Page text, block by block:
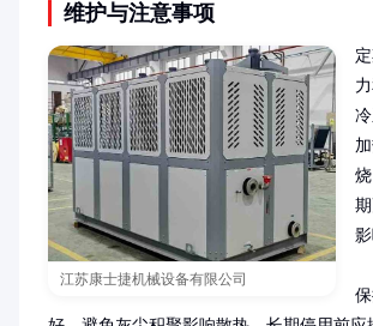
维护与注意事项
江苏康士捷机械设备有限公司
影